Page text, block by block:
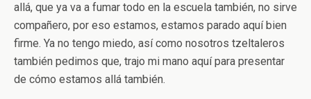
allá, que ya va a fumar todo en la escuela también, no sirve
compañero, por eso estamos, estamos parado aquí bien
firme. Ya no tengo miedo, así como nosotros tzeltaleros
también pedimos que, trajo mi mano aquí para presentar
de cómo estamos allá también.